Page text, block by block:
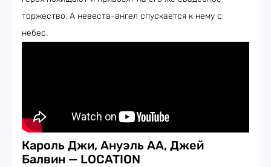
торжество. А невеста-ангел спускается к нему с
небес.
Кароль Джи, Ануэль АА, Джей
Балвин — LOCATION